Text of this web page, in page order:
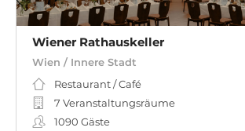
Wiener Rathauskeller
Wien / Innere Stadt
Restaurant / Café
7 Veranstaltungsräume
1090 Gäste